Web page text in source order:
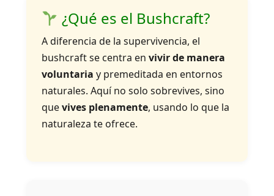
¿Qué es el Bushcraft?
A diferencia de la supervivencia, el
bushcraft se centra en vivir de manera
voluntaria y premeditada en entornos
naturales. Aquí no solo sobrevives, sino
quevives plenamente, usando lo que la
naturaleza te ofrece.